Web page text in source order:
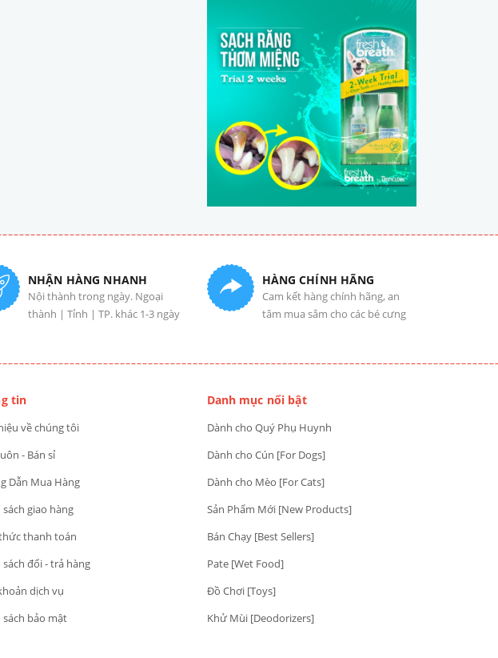
NHẬN HÀNG NHANH
Nội thành trong ngày. Ngoại
thành | Tỉnh | TP. khác 1-3 ngày
HÀNG CHÍNH HÃNG
Cam kết hàng chính hãng, an
tâm mua sắm cho các bé cưng
tin
về chúng tôi
- Bán sỉ
Dẫn Mua Hàng
sách giao hàng
thanh toán
sách đổi - trả hàng
dịch vụ
sách bảo mật
Danh mục nổi bật
Dành cho Quý Phụ Huynh
Dành cho Cún [For Dogs]
Dành cho Mèo [For Cats]
Sản Phẩm Mới [New Products]
Bán Chạy [Best Sellers]
Pate [Wet Food]
Đồ Chơi [Toys]
Khử Mùi [Deodorizers]